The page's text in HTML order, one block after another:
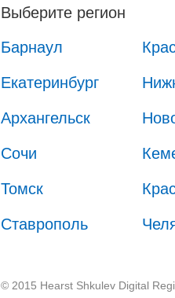
Выберите регион
Барнаул
Екатеринбург
Архангельск
Сочи
Томск
Ставрополь
© 2015 Hearst Shkulev Digital